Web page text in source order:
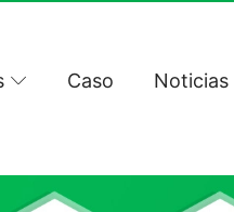
Caso Noticias